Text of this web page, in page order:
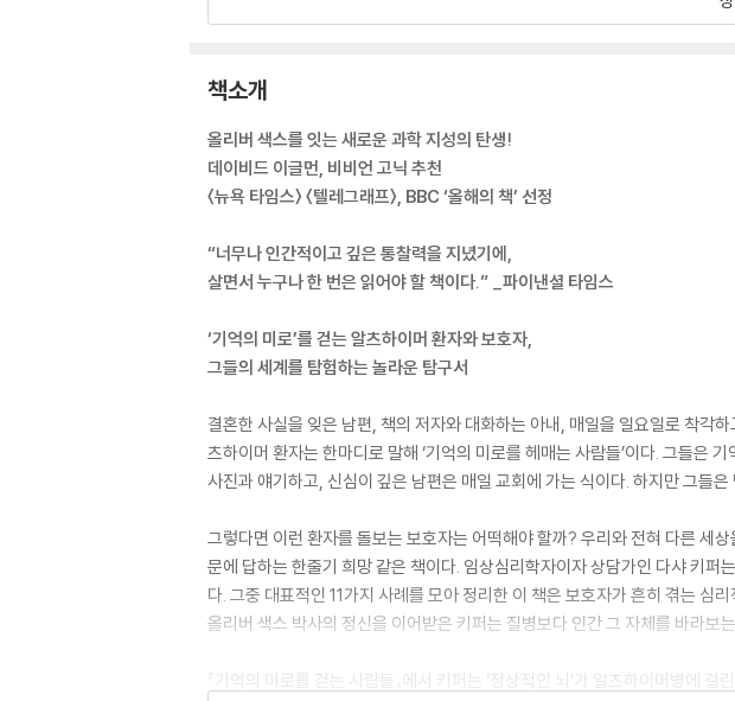
책소개
올리버 색스를 잇는 새로운 과학 지성의 탄생!
데이비드 이글먼, 비비언 고닉 추천
〈뉴욕 타임스〉 〈텔레그래프〉, BBC ‘올해의 책’ 선정
“너무나 인간적이고 깊은 통찰력을 지녔기에,
살면서 누구나 한 번은 읽어야 할 책이다.” _파이낸셜 타임스
‘기억의 미로’를 걷는 알츠하이머 환자와 보호자,
그들의 세계를 탐험하는 놀라운 탐구서
결혼한 사실을 잊은 남편, 책의 저자와 대화하는 아내, 매일을 일요일로 착각
츠하이머 환자는 한마디로 말해 ‘기억의 미로를 헤매는 사람들’이다. 그들은
사진과 얘기하고, 신심이 깊은 남편은 매일 교회에 가는 식이다. 하지만 그들
그렇다면 이런 환자를 돌보는 보호자는 어떡해야 할까? 우리와 전혀 다른 세
문에 답하는 한줄기 희망 같은 책이다. 임상심리학자이자 상담가인 다샤 키
다. 그중 대표적인 11가지 사례를 모아 정리한 이 책은 보호자가 흔히 겪는 심
올리버 색스 박사의 정신을 이어받은 키퍼는 질병보다 인간 그 자체를 바라보
『기억의 미로를 걷는 사람들』에서 키퍼는 ‘정상적인 뇌’가 알츠하이머병